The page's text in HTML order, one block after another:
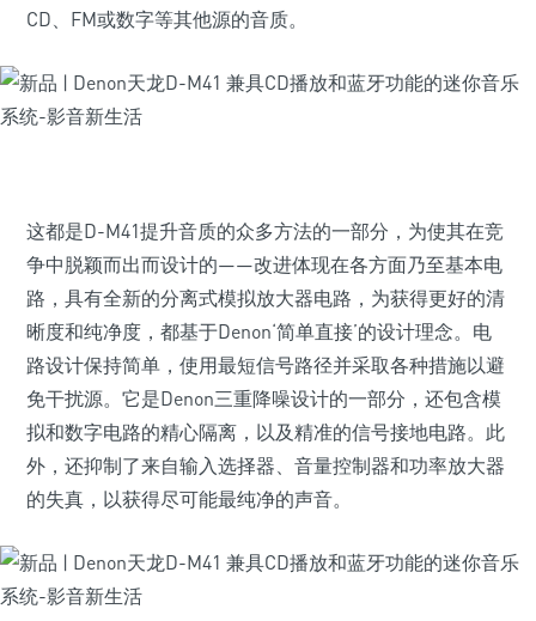
CD、FM或数字等其他源的音质。
这都是D-M41提升音质的众多方法的一部分，为使其在竞
争中脱颖而出而设计的——改进体现在各方面乃至基本电
路，具有全新的分离式模拟放大器电路，为获得更好的清
晰度和纯净度，都基于Denon‘简单直接’的设计理念。电
路设计保持简单，使用最短信号路径并采取各种措施以避
免干扰源。它是Denon三重降噪设计的一部分，还包含模
拟和数字电路的精心隔离，以及精准的信号接地电路。此
外，还抑制了来自输入选择器、音量控制器和功率放大器
的失真，以获得尽可能最纯净的声音。